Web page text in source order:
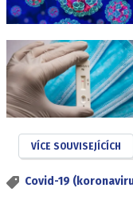
VÍCE SOUVISEJÍCÍCH
Covid-19